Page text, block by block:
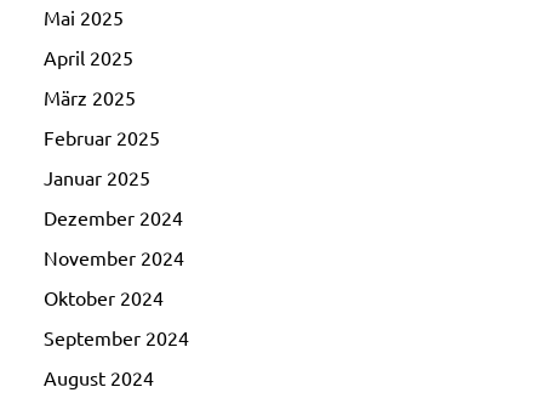
Mai 2025
April 2025
März 2025
Februar 2025
Januar 2025
Dezember 2024
November 2024
Oktober 2024
September 2024
August 2024